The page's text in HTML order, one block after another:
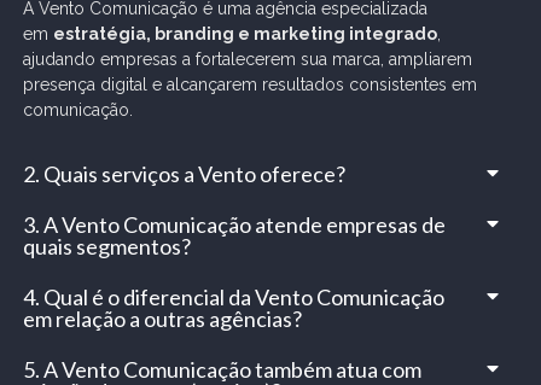
A Vento Comunicação é uma agência especializada
em estratégia, branding e marketing integrado
ajudando empresas a fortalecerem sua marca, ampliarem
presença digital e alcançarem resultados consistentes em
comunicação.
2. Quais serviços a Vento oferece?
3. A Vento Comunicação atende empresas de
quais segmentos?
4. Qual é o diferencial da Vento Comunicação
em relação a outras agências?
5. A Vento Comunicação também atua com